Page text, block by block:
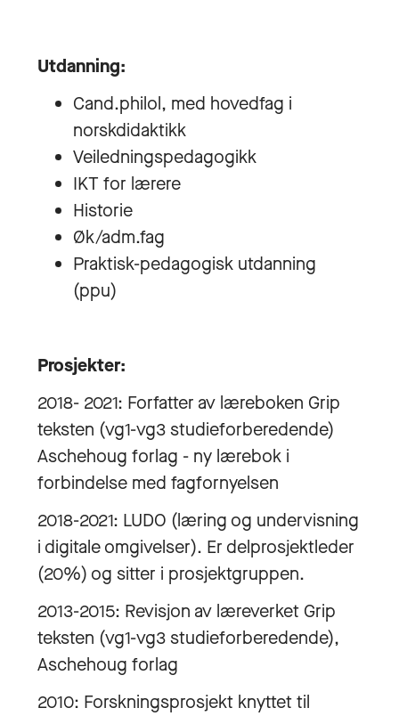
Utdanning:
Cand.philol, med hovedfag i
norskdidaktikk
Veiledningspedagogikk
IKT for lærere
Historie
Øk/adm.fag
Praktisk-pedagogisk utdanning
(ppu)
Prosjekter:
2018- 2021: Forfatter av læreboken Grip
teksten (vg1-vg3 studieforberedende)
Aschehoug forlag - ny lærebok i
forbindelse med fagfornyelsen
2018-2021: LUDO (læring og undervisning
i digitale omgivelser). Er delprosjektleder
(20%) og sitter i prosjektgruppen.
2013-2015: Revisjon av læreverket Grip
teksten (vg1-vg3 studieforberedende),
Aschehoug forlag
2010: Forskningsprosjekt knyttet til